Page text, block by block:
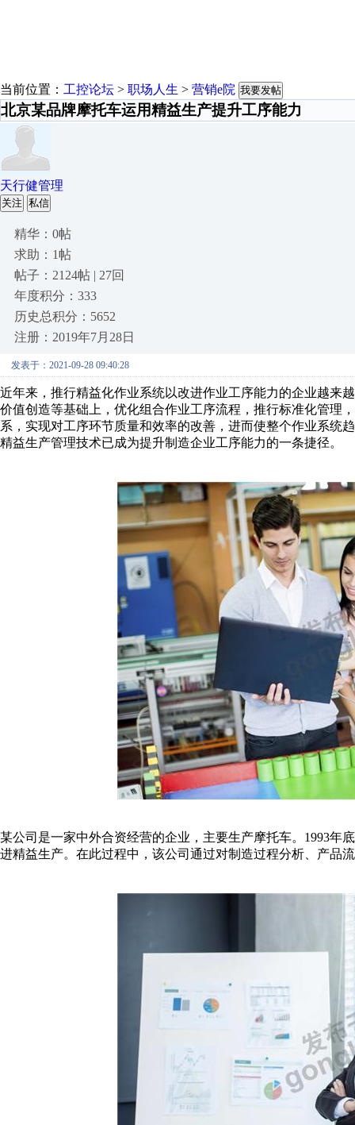
当前位置： 工控论坛 > 职场人生 > 营销e院 我要发帖
北京某品牌摩托车运用精益生产提升工序能力
天行健管理
关注 私信
精华：0帖
求助：1帖
帖子：2124帖 | 27回
年度积分：333
历史总积分：5652
注册：2019年7月28日
发表于：2021-09-28 09:40:28
近年来，推行精益化作业系统以改进作业工序能力的企业越来
价值创造等基础上，优化组合作业工序流程，推行标准化管理
系，实现对工序环节质量和效率的改善，进而使整个作业系统
精益生产管理技术已成为提升制造企业工序能力的一条捷径。
某公司是一家中外合资经营的企业，主要生产摩托车。1993年
进精益生产。在此过程中，该公司通过对制造过程分析、产品